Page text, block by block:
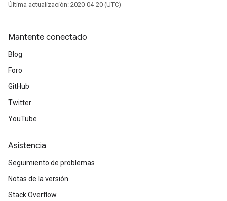
Última actualización: 2020-04-20 (UTC)
Mantente conectado
Blog
Foro
GitHub
Twitter
YouTube
Asistencia
Seguimiento de problemas
Notas de la versión
Stack Overflow